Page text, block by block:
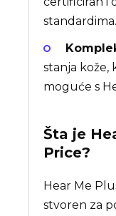
standardima.
stanja kože,
moguće s
Šta je
Price?
Hear Me
stvoren za